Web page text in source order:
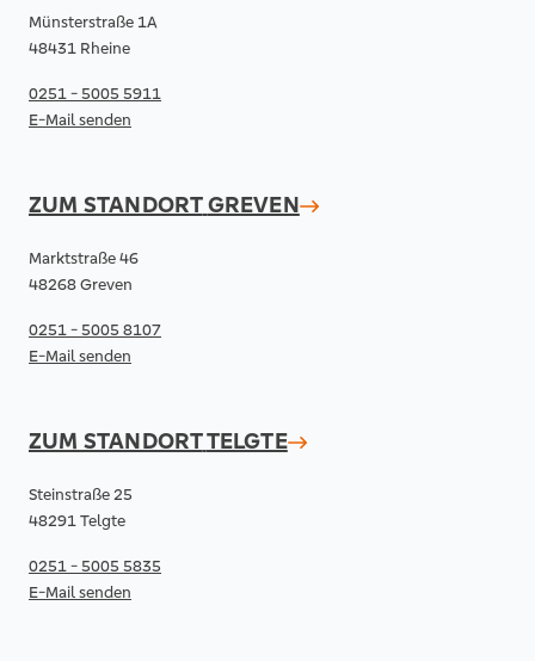
Münsterstraße 1A
48431 Rheine
0251 - 5005 5911
E-Mail senden
ZUM STANDORTGREVEN
Marktstraße 46
48268 Greven
0251 - 5005 8107
E-Mail senden
ZUM STANDORTTELGTE
Steinstraße 25
48291 Telgte
0251 - 5005 5835
E-Mail senden